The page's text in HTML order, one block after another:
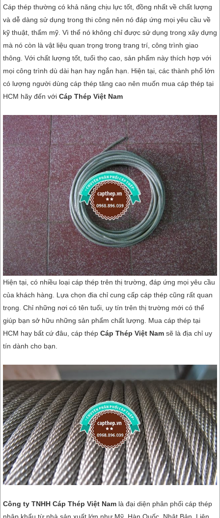
Cáp thép thường có khả năng chịu lực tốt, đồng nhất về chất lượng
và dễ dàng sử dụng trong thi công nên nó đáp ứng mọi yêu cầu về
kỹ thuật, thẩm mỹ. Vì thể nó không chỉ được sử dụng trong xây dựng
mà nó còn là vật liệu quan trọng trong trang trí, công trình giao
thông. Với chất lượng tốt, tuổi thọ cao, sản phẩm này thích hợp với
mọi công trình dù dài hạn hay ngắn hạn. Hiện tại, các thành phố lớn
có lượng người dùng cáp thép tăng cao nên muốn mua cáp thép tại
HCM hãy đến với Cáp Thép Việt Nam
Hiện tại, có nhiều loại cáp thép trên thị trường, đáp ứng mọi yêu cầu
của khách hàng. Lựa chọn đia chỉ cung cấp cáp thép cũng rất quan
trọng. Chỉ những nơi có tên tuổi, uy tín trên thị trường mới có thể
giúp bạn sở hữu những sản phẩm chất lượng. Mua cáp thép tại
HCM hay bất cứ đâu, cáp thép Cáp Thép Việt Nam sẽ là địa chỉ uy
tín dành cho bạn.
Công ty TNHH Cáp Thép Việt Nam là đại diện phân phối cáp thép